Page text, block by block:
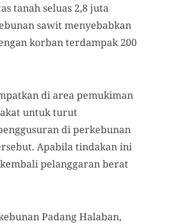
tanah seluas 2,8 juta
sawit menyebabkan
korban terdampak 200
di area pemukiman
untuk turut
di perkebunan
Apabila tindakan ini
pelanggaran berat
Padang Halaban,